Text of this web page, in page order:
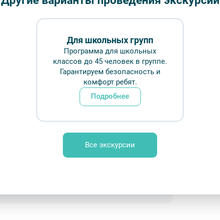
Для школьных групп
Программа для школьных
классов до 45 человек в группе.
Гарантируем безопасность и
комфорт ребят.
Подробнее
Все экскурсии